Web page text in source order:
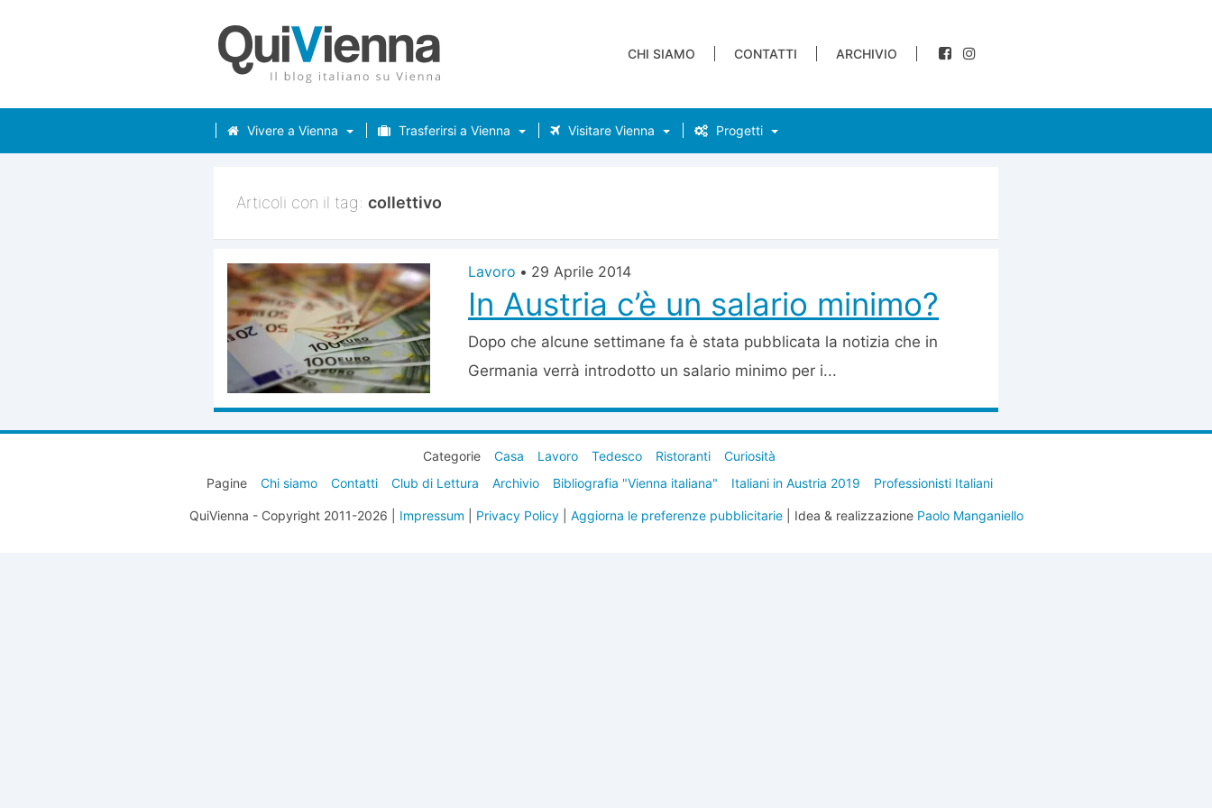
CHI SIAMO CONTATTI ARCHIVIO
Vivere a Vienna Trasferirsi a Vienna Visitare Vienna Progetti
Articoli con il tag: collettivo
Lavoro • 29 Aprile 2014
In Austria c’è un salario minimo?
Dopo che alcune settimane fa è stata pubblicata la notizia che in
Germania verrà introdotto un salario minimo per i...
Categorie Casa Lavoro Tedesco Ristoranti
Curiosità
Pagine
Chi siamo Contatti Club di Lettura Archivio Bibliografia "Vienna italiana" Italiani in Austria 2019 Professionisti Italiani
QuiVienna - Copyright 2011-2026 | Impressum Privacy Policy| Aggiorna le preferenze pubblicitarie| Idea & realizzazione Paolo Manganiello